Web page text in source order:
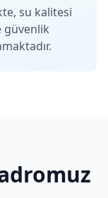
su kalitesi
güvenlik